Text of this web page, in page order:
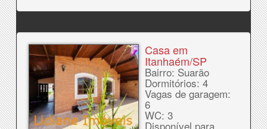
Casa em
Itanhaém/SP
Bairro: Suarão
Dormitórios: 4
Vagas de garagem:
6
WC: 3
Disponível para